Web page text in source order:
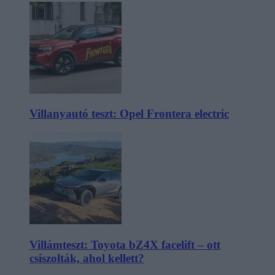
Villanyautó teszt: Opel Frontera electric
Villámteszt: Toyota bZ4X facelift – ott
csiszolták, ahol kellett?